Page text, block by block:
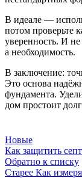
В идеале —
потом проверьте
уверенность. И
а необходимость.
В заключение:
Это основа
фундамента.
дом простоит
Новые
Как защитить
Обратно к списку
Старее Как